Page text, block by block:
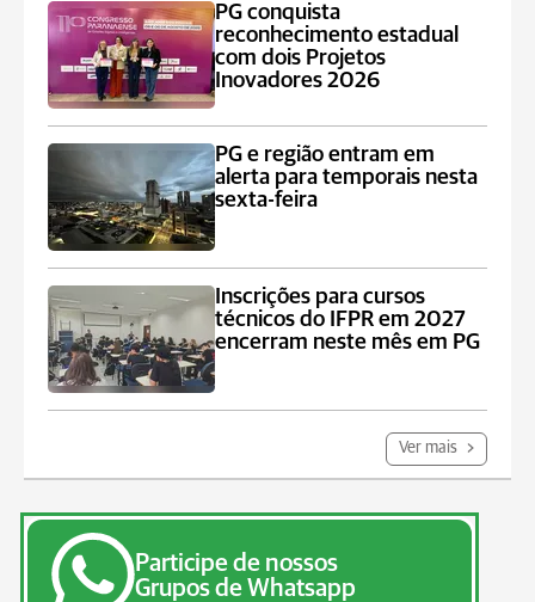
PG conquista
reconhecimento estadual
com dois Projetos
Inovadores 2026
PG e região entram em
alerta para temporais nesta
sexta-feira
Inscrições para cursos
técnicos do IFPR em 2027
encerram neste mês em PG
Ver mais
Participe de nossos
Grupos de Whatsapp